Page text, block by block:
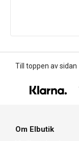
Till toppen av sidan
Om Elbutik